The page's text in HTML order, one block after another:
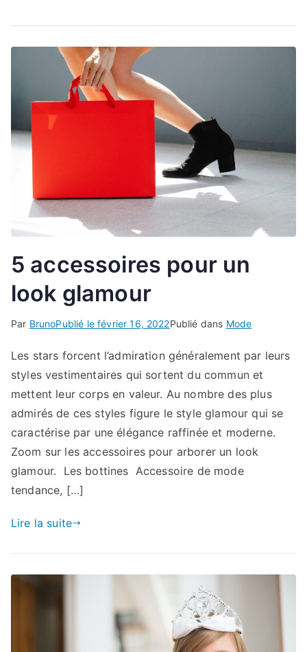
5 accessoires pour un
look glamour
Par BrunoPublié lefévrier 16, 2022Publié dans Mode
Les stars forcent l’admiration généralement par leurs
styles vestimentaires qui sortent du commun et
mettent leur corps en valeur. Au nombre des plus
admirés de ces styles figure le style glamour qui se
caractérise par une élégance raffinée et moderne.
Zoom sur les accessoires pour arborer un look
glamour. Les bottines Accessoire de mode
tendance, […]
Lire la suite